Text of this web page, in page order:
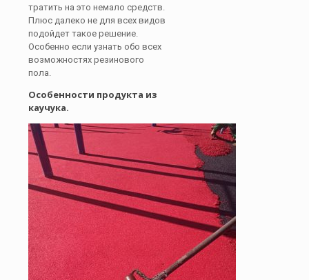
тратить на это немало средств.
Плюс далеко не для всех видов
подойдет такое решение.
Особенно если узнать обо всех
возможностях резинового
пола.
Особенности продукта из
каучука.